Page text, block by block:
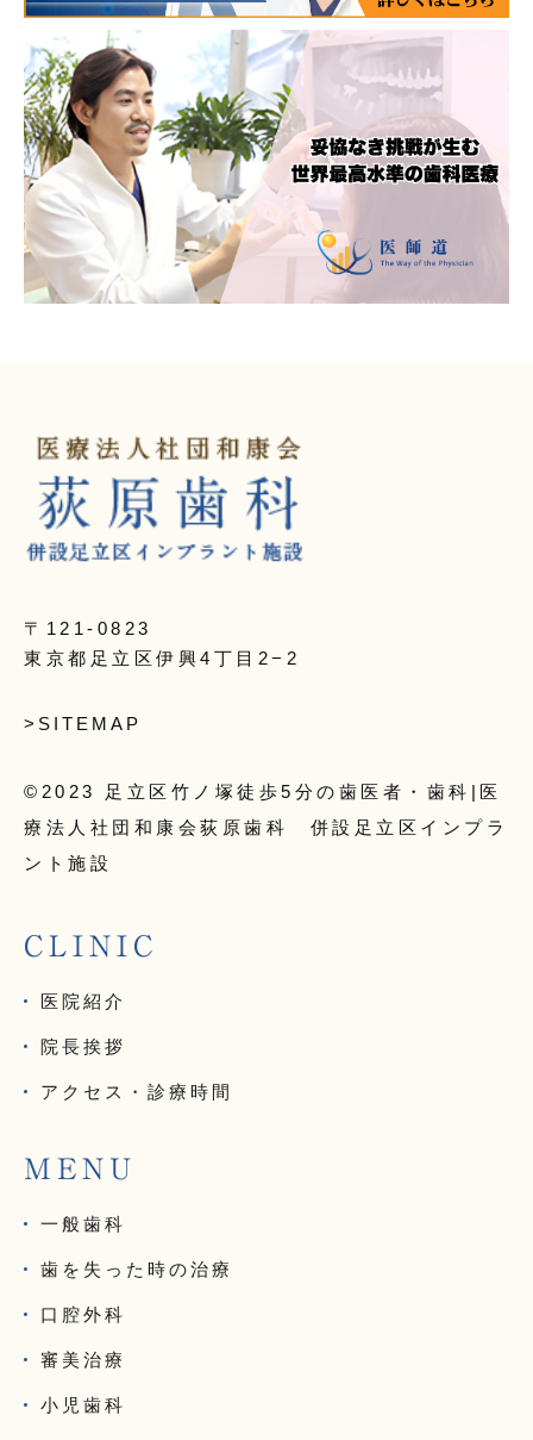
〒121-0823
東京都足立区伊興4丁目2−2
>SITEMAP
©2023 足立区竹ノ塚徒歩5分の歯医者・歯科|医
療法人社団和康会荻原歯科 併設足立区インプラ
ント施設
CLINIC
医院紹介
院長挨拶
アクセス・診療時間
MENU
一般歯科
歯を失った時の治療
口腔外科
審美治療
小児歯科